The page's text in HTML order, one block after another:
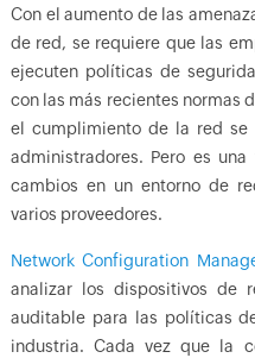
Con el aumento de las
de red, se requiere que las
ejecuten políticas de
con las más recientes normas
el cumplimiento de la red se
administradores. Pero es
cambios en un entorno de
varios proveedores.
Network Configuration
analizar los dispositivos de
auditable para las políticas
industria. Cada vez que la